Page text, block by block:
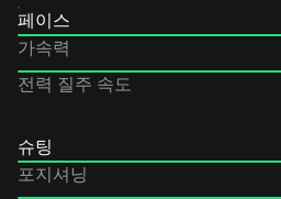
페이스
가속력
전력 질주 속도
슈팅
포지셔닝